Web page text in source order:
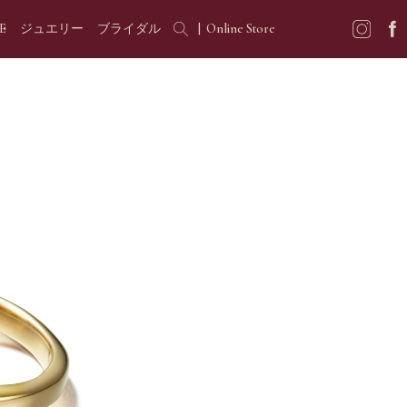
ジュエリー ブライダル Online Store